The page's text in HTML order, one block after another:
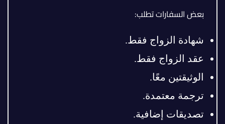
بعض السفارات تطلب:
شهادة الزواج فقط.
عقد الزواج فقط.
الوثيقتين معًا.
ترجمة معتمدة.
تصديقات إضافية.